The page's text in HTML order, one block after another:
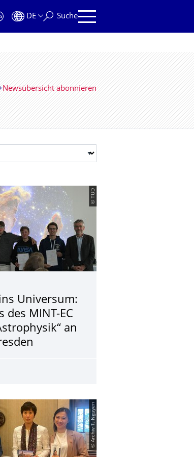
DE Suche
Newsübersicht abonnieren
© TUD
Universum:
des MINT-EC
an
© Archiv T. Nguyen